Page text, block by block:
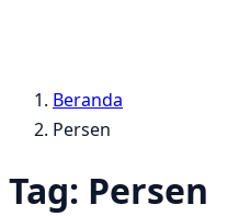
Beranda
Persen
Tag: Persen